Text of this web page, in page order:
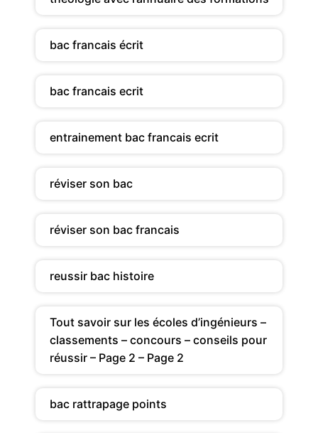
bac francais écrit
bac francais ecrit
entrainement bac francais ecrit
réviser son bac
réviser son bac francais
reussir bac histoire
Tout savoir sur les écoles d’ingénieurs –
classements – concours – conseils pour
réussir – Page 2 – Page 2
bac rattrapage points